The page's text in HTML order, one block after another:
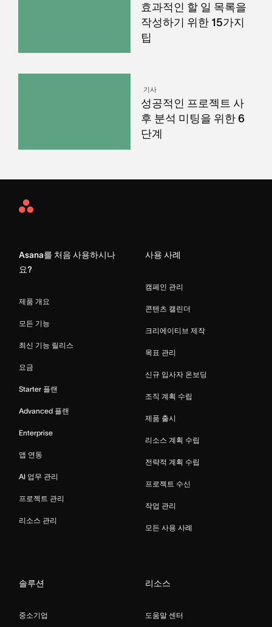
효과적인 할 일 목록을
작성하기 위한 15가지
팁
기사
성공적인 프로젝트 사
후 분석 미팅을 위한 6
단계
Asana
Asana를 처음 사용하시나
요?
제품 개요
모든 기능
최신 기능 릴리스
요금
Starter 플랜
Advanced 플랜
Enterprise
앱 연동
AI 업무 관리
프로젝트 관리
리소스 관리
사용 사례
캠페인 관리
콘텐츠 캘린더
크리에이티브 제작
목표 관리
신규 입사자 온보딩
조직 계획 수립
제품 출시
리소스 계획 수립
전략적 계획 수립
프로젝트 수신
작업 관리
모든 사용 사례
솔루션
중소기업
리소스
도움말 센터